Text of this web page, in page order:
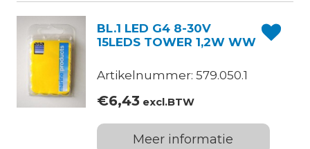
BL.1 LED G4 8-30V
15LEDS TOWER 1,2W WW
Artikelnummer: 579.050.1
€6,43excl.BTW
Meer informatie